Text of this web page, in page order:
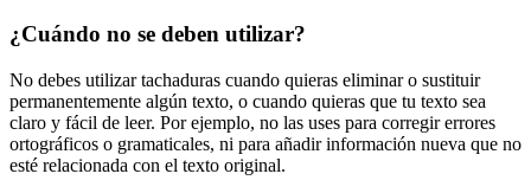
¿Cuándo no se deben utilizar?
No debes utilizar tachaduras cuando quieras eliminar o sustituir
permanentemente algún texto, o cuando quieras que tu texto sea
claro y fácil de leer. Por ejemplo, no las uses para corregir errores
ortográficos o gramaticales, ni para añadir información nueva que no
esté relacionada con el texto original.